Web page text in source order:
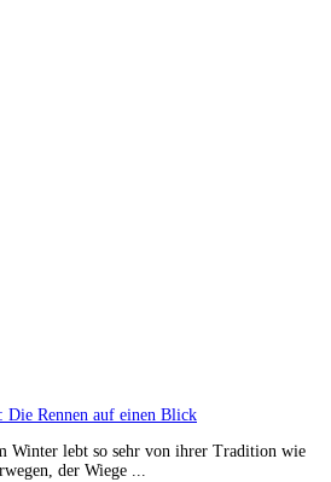
Die Rennen auf einen Blick
Winter lebt so sehr von ihrer Tradition wie
der Wiege ...